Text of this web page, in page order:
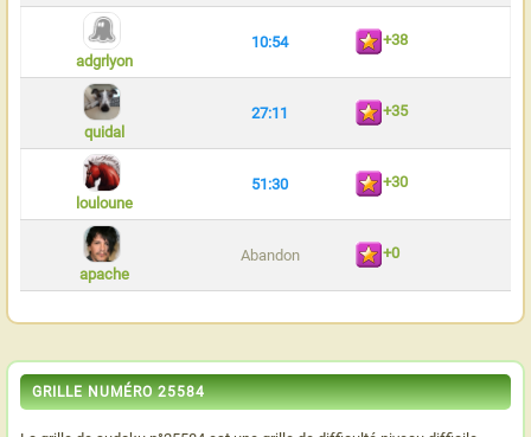
adgrlyon
10:54 +38
quidal
27:11 +35
louloune
51:30 +30
apache
Abandon +0
GRILLE NUMÉRO 25584